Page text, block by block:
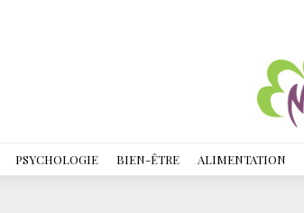
PSYCHOLOGIE BIEN-ÊTRE ALIMENTATION